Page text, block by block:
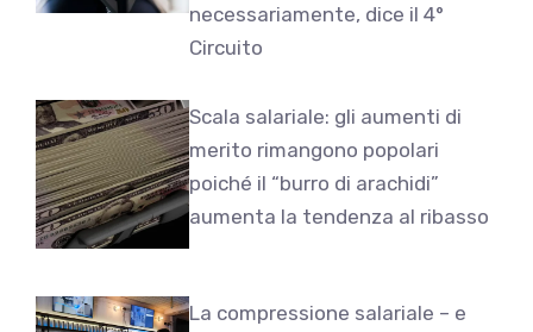
necessariamente, dice il 4°
Circuito
Scala salariale: gli aumenti di
merito rimangono popolari
poiché il “burro di arachidi”
aumenta la tendenza al ribasso
La compressione salariale – e